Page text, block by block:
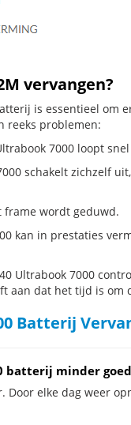
vervangen?
is essentieel om
reeks problemen:
7000 loopt
schakelt zichzelf
frame wordt geduwd.
kan in prestaties
Ultrabook 7000
aan dat het tijd is om
Batterij
batterij minder
elke dag weer